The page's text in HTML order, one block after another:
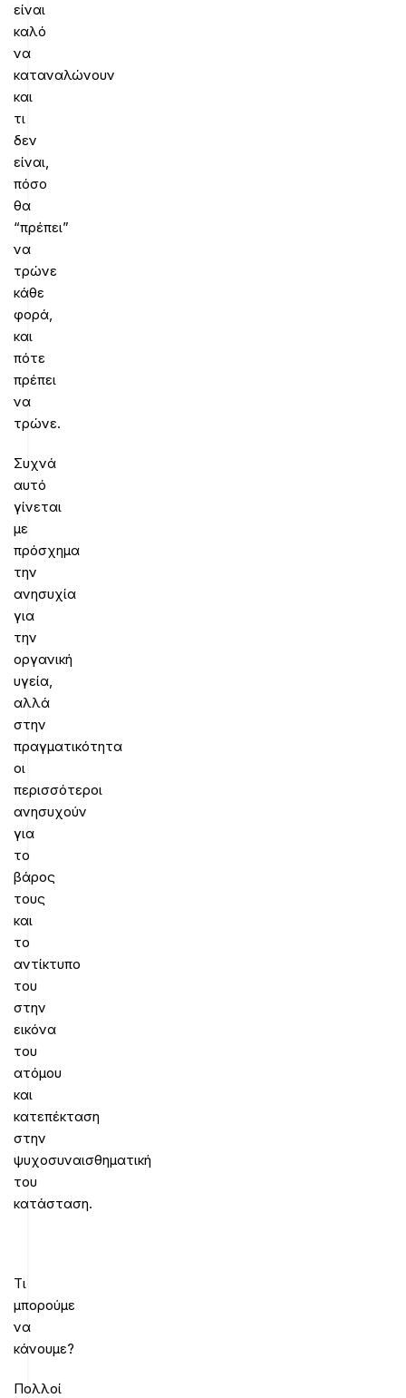
είναι
καλό
να
καταναλώνουν
και
τι
δεν
είναι,
πόσο
θα
“πρέπει”
να
τρώνε
κάθε
φορά,
και
πότε
πρέπει
να
τρώνε.
Συχνά
αυτό
γίνεται
με
πρόσχημα
την
ανησυχία
για
την
οργανική
υγεία,
αλλά
στην
πραγματικότητα
οι
περισσότεροι
ανησυχούν
για
το
βάρος
τους
και
το
αντίκτυπο
του
στην
εικόνα
του
ατόμου
και
κατεπέκταση
στην
ψυχοσυναισθηματική
του
κατάσταση.
Τι
μπορούμε
να
κάνουμε?
Πολλοί